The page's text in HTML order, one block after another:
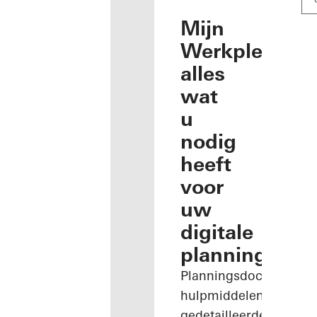
Mijn
Werkplek:
alles
wat
u
nodig
heeft
voor
uw
digitale
planning
hulpmiddelen,